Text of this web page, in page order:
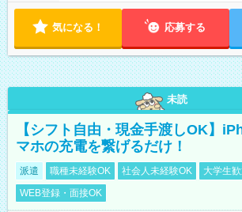
気になる！ 応募する
未読
【シフト自由・現金手渡しOK】
マホの充電を繋げるだけ！
派遣 職種未経験OK 社会人未経験OK 大学生
WEB登録・面接OK